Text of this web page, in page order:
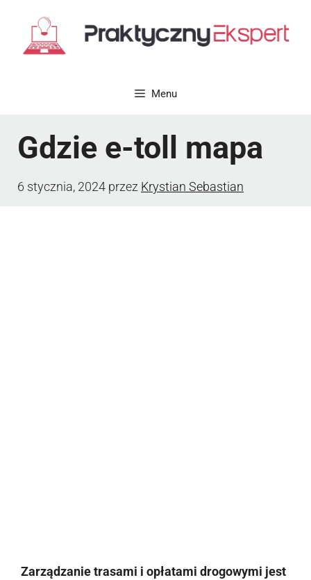
Menu
Gdzie e-toll mapa
6 stycznia, 2024 przez Krystian Sebastian
Zarządzanie trasami i opłatami drogowymi jest